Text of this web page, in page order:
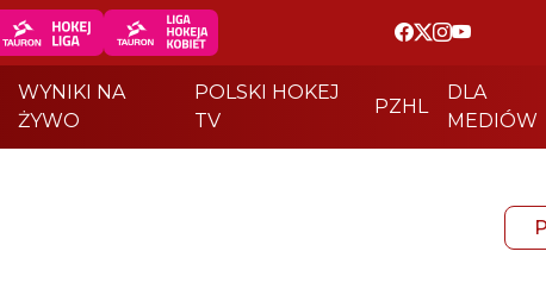
WYNIKI NA
ŻYWO
POLSKI HOKEJ
TV
PZHL
DLA
MEDIÓW